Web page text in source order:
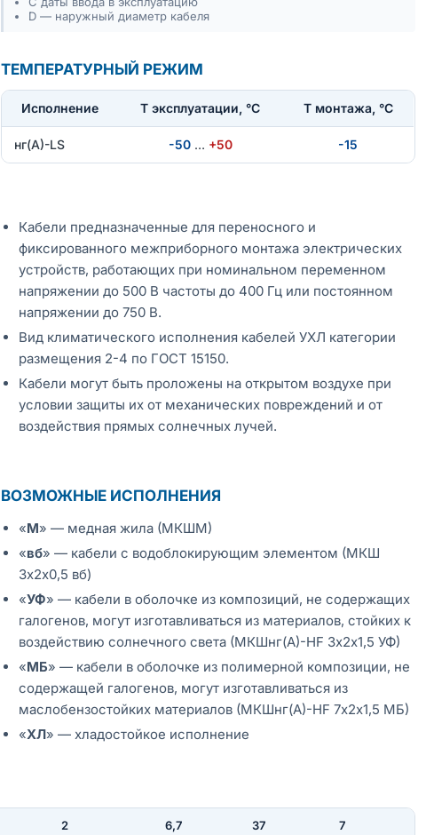
D — наружный диаметр кабеля
ТЕМПЕРАТУРНЫЙ РЕЖИМ
Исполнение T эксплуатации, °С Т монтажа, °С
нг(А)-LS -50 … +50 -15
Кабели предназначенные для переносного и
фиксированного межприборного монтажа электрических
устройств, работающих при номинальном переменном
напряжении до 500 В частоты до 400 Гц или постоянном
напряжении до 750 В.
Вид климатического исполнения кабелей УХЛ категории
размещения 2-4 по ГОСТ 15150.
Кабели могут быть проложены на открытом воздухе при
условии защиты их от механических повреждений и от
воздействия прямых солнечных лучей.
ВОЗМОЖНЫЕ ИСПОЛНЕНИЯ
«М» — медная жила (МКШМ)
«вб» — кабели с водоблокирующим элементом (МКШ
3х2х0,5 вб)
«УФ» — кабели в оболочке из композиций, не содержащих
галогенов, могут изготавливаться из материалов, стойких к
воздействию солнечного света (МКШнг(А)-HF 3х2х1,5 УФ)
«МБ» — кабели в оболочке из полимерной композиции, не
содержащей галогенов, могут изготавливаться из
маслобензостойких материалов (МКШнг(А)-HF 7х2х1,5 МБ)
«ХЛ» — хладостойкое исполнение
2 6,7 37 7